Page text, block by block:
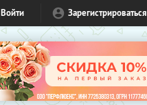
Войти Зарегистрироваться